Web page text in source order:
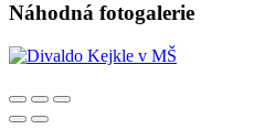
Náhodná fotogalerie